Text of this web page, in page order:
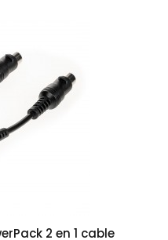
2 en 1 cable